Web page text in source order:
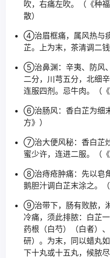
吹，右痛左吹。（《种
散）
④治眉框痛，属风热与
芷。上为末，茶清调二
⑤治鼻渊：辛夷、防风
二分，川芎五分，北细
连服四剂。忌牛肉。（《
⑥治肠风：香白芷为细
方》）
⑦治大便风秘：香白芷
蜜少许，连进二服。（《
⑧治痔疮肿痛：先以皂
鹅胆汁调白芷末涂之。（
⑨治带下，肠有败脓，
冷痛，须此排脓：白芷
药根（白芍）（白者）
研）。为末，同以蜡丸
下十丸或十五丸，候脓